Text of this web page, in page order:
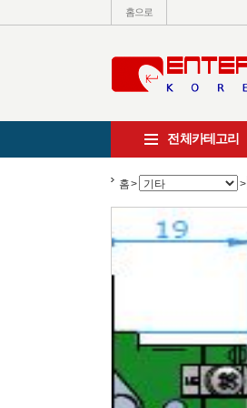
홈으로
전체카테고리
홈> >